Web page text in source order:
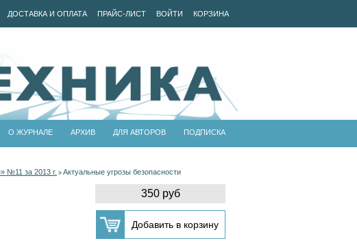
ДОСТАВКА И ОПЛАТА ПРАЙС-ЛИСТ ВОЙТИ КОРЗИНА
О ЖУРНАЛЕ АРХИВ ДЛЯ АВТОРОВ ПОДПИСКА
№11 за 2013 г. > Актуальные угрозы безопасности
350 руб